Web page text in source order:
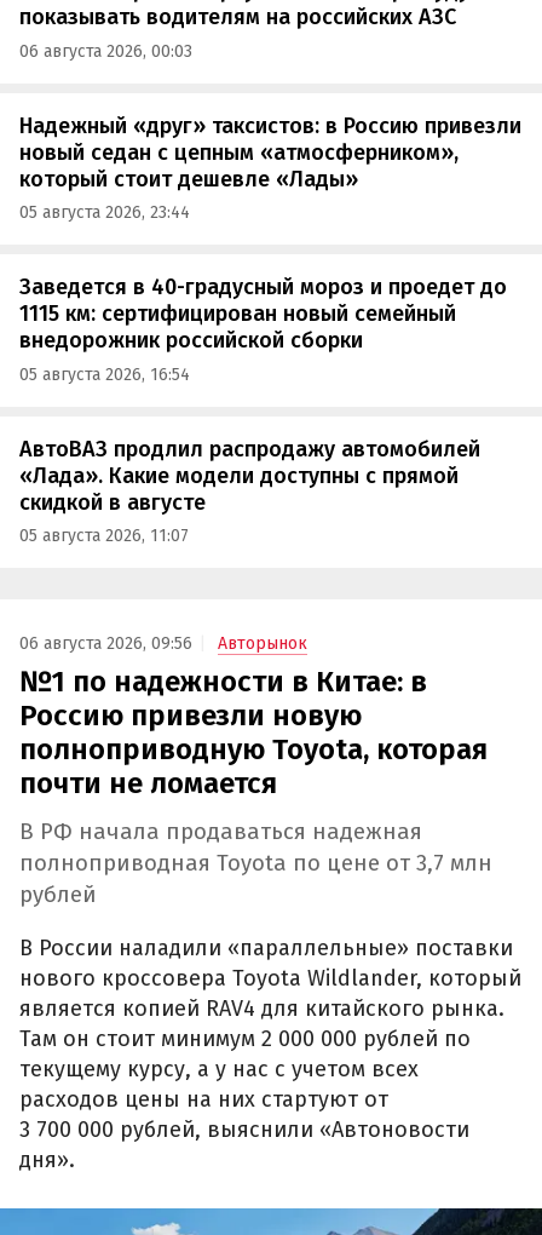
показывать водителям на российских АЗС
06 августа 2026, 00:03
Надежный «друг» таксистов: в Россию привезли
новый седан с цепным «атмосферником»,
который стоит дешевле «Лады»
05 августа 2026, 23:44
Заведется в 40-градусный мороз и проедет до
1115 км: сертифицирован новый семейный
внедорожник российской сборки
05 августа 2026, 16:54
АвтоВАЗ продлил распродажу автомобилей
«Лада». Какие модели доступны с прямой
скидкой в августе
05 августа 2026, 11:07
06 августа 2026, 09:56 Авторынок
№1 по надежности в Китае: в
Россию привезли новую
полноприводную Toyota, которая
почти не ломается
В РФ начала продаваться надежная
полноприводная Toyota по цене от 3,7 млн
рублей
В России наладили «параллельные» поставки
нового кроссовера Toyota Wildlander, который
является копией RAV4 для китайского рынка.
Там он стоит минимум 2 000 000 рублей по
текущему курсу, а у нас с учетом всех
расходов цены на них стартуют от
3 700 000 рублей, выяснили «Автоновости
дня».